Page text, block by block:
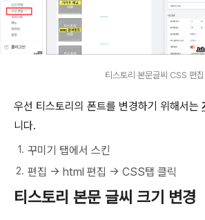
티스토리 본문글씨 CSS 편집
우선 티스토리의 폰트를 변경하기 위해서는
니다.
꾸미기 탭에서 스킨
편집 -> html 편집 -> CSS탭 클릭
티스토리 본문 글씨 크기 변경